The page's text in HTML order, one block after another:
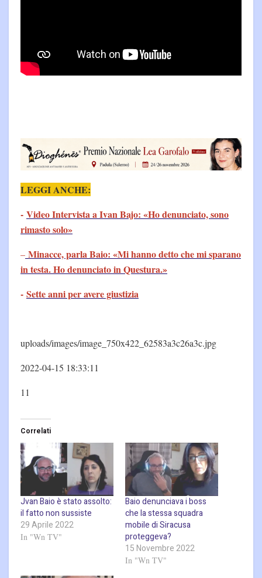
LEGGI ANCHE:
- Video Intervista a Ivan Bajo: «Ho denunciato, sono
rimasto solo»
– Minacce, parla Baio: «Mi hanno detto che mi sparano
in testa. Ho denunciato in Questura.»
- Sette anni per avere giustizia
uploads/images/image_750x422_62583a3c26a3c.jpg
2022-04-15 18:33:11
11
Correlati
Jvan Baio è stato assolto:
il fatto non sussiste
29 Aprile 2022
In "Wn TV"
Baio denunciava i boss
che la stessa squadra
mobile di Siracusa
proteggeva?
15 Novembre 2022
In "Wn TV"